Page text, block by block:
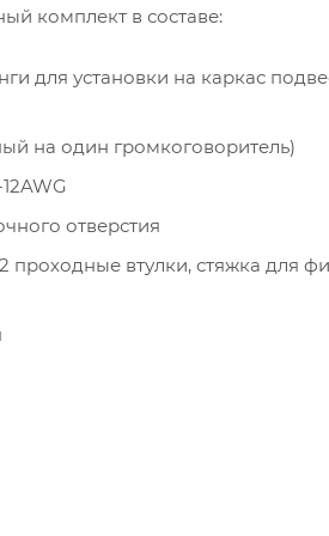
комплект в составе:
для установки на каркас
на один громкоговоритель)
отверстия
проходные втулки, стяжка для